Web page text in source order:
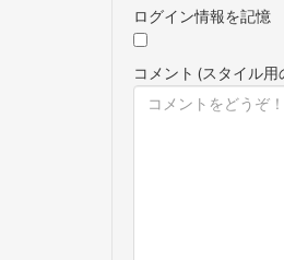
ログイン情報を記憶
コメント (スタイル用